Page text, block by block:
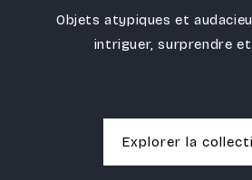
Objets atypiques et
intriguer, surprendre
Explorer la